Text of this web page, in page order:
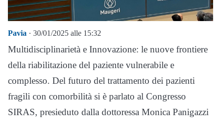
Pavia · 30/01/2025 alle 15:32
Multidisciplinarietà e Innovazione: le nuove frontiere
della riabilitazione del paziente vulnerabile e
complesso. Del futuro del trattamento dei pazienti
fragili con comorbilità si è parlato al Congresso
SIRAS, presieduto dalla dottoressa Monica Panigazzi